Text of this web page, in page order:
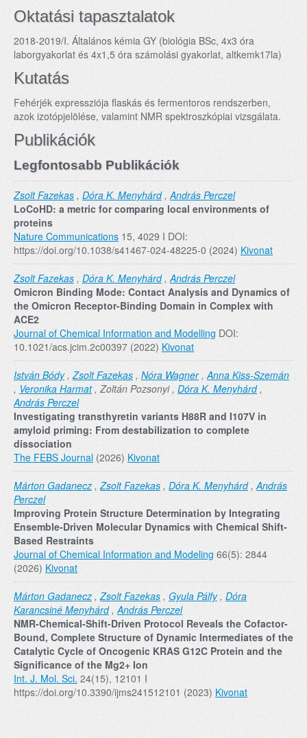
Oktatási tapasztalatok
2018-2019/I. Általános kémia GY (biológia BSc, 4x3 óra
laborgyakorlat és 4x1,5 óra számolási gyakorlat, altkemk17la)
Kutatás
Fehérjék expressziója flaskás és fermentoros rendszerben,
azok izotópjelölése, valamint NMR spektroszkópiai vizsgálata.
Publikációk
Legfontosabb Publikációk
Zsolt Fazekas , Dóra K. Menyhárd,András Perczel
LoCoHD: a metric for comparing local environments of
proteins
Nature Communications 15, 4029 I DOI:
https://doi.org/10.1038/s41467-024-48225-0 (2024) Kivonat
Zsolt Fazekas , Dóra K. Menyhárd,András Perczel
Omicron Binding Mode: Contact Analysis and Dynamics of
the Omicron Receptor-Binding Domain in Complex with
ACE2
Journal of Chemical Information and Modelling DOI:
10.1021/acs.jcim.2c00397 (2022) Kivonat
István Bódy,Zsolt Fazekas , Nóra Wagner,Anna Kiss-Szemán
, Veronika Harmat, Zoltán Pozsonyi , Dóra K. Menyhárd,
András Perczel
Investigating transthyretin variants H88R and I107V in
amyloid priming: From destabilization to complete
dissociation
The FEBS Journal (2026) Kivonat
Márton Gadanecz ,Zsolt Fazekas , Dóra K. Menyhárd,András
Perczel
Improving Protein Structure Determination by Integrating
Ensemble-Driven Molecular Dynamics with Chemical Shift-
Based Restraints
Journal of Chemical Information and Modeling 66(5): 2844
(2026) Kivonat
Márton Gadanecz ,Zsolt Fazekas , Gyula Pálfy, Dóra
Karancsiné Menyhárd,András Perczel
NMR-Chemical-Shift-Driven Protocol Reveals the Cofactor-
Bound, Complete Structure of Dynamic Intermediates of the
Catalytic Cycle of Oncogenic KRAS G12C Protein and the
Significance of the Mg2+ Ion
Int. J. Mol. Sci. 24(15), 12101 I
https://doi.org/10.3390/ijms241512101 (2023) Kivonat